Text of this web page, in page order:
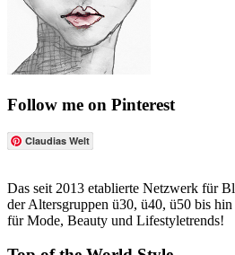
Follow me on Pinterest
Claudias Welt
Das seit 2013 etablierte Netzwerk für
der Altersgruppen ü30, ü40, ü50 bis
für Mode, Beauty und Lifestyletrends!